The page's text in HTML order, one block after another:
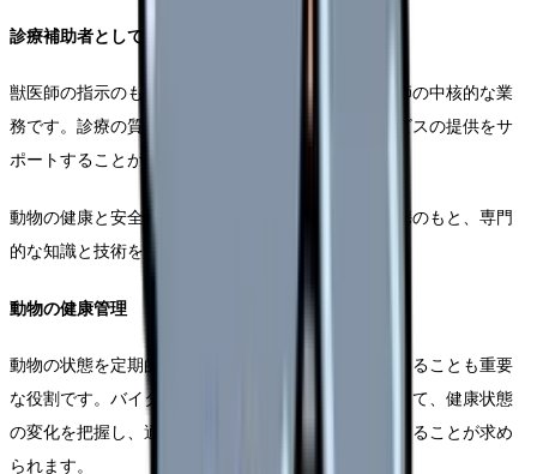
診療補助者としての立場
獣医師の指示のもとで行う診療の補助は、動物看護師の中核的な業
務です。診療の質を確保しながら、円滑な医療サービスの提供をサ
ポートすることが求められます。
動物の健康と安全を守るため、獣医師との緊密な連携のもと、専門
的な知識と技術を活かした支援を行います。
動物の健康管理
動物の状態を定期的に観察し、異常の早期発見に努めることも重要
な役割です。バイタルサインの測定や行動観察を通じて、健康状態
の変化を把握し、適切なタイミングで獣医師に報告することが求め
られます。